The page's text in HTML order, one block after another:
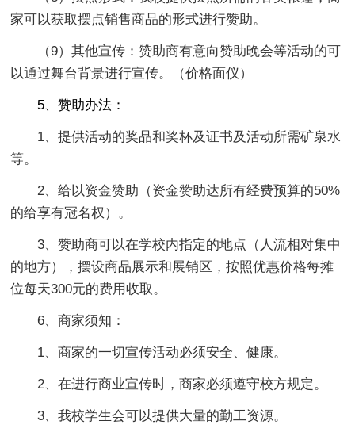
家可以获取摆点销售商品的形式进行赞助。
（9）其他宣传：赞助商有意向赞助晚会等活动的可
以通过舞台背景进行宣传。（价格面仪）
5、赞助办法：
1、提供活动的奖品和奖杯及证书及活动所需矿泉水
等。
2、给以资金赞助（资金赞助达所有经费预算的50%
的给享有冠名权）。
3、赞助商可以在学校内指定的地点（人流相对集中
的地方），摆设商品展示和展销区，按照优惠价格每摊
位每天300元的费用收取。
6、商家须知：
1、商家的一切宣传活动必须安全、健康。
2、在进行商业宣传时，商家必须遵守校方规定。
3、我校学生会可以提供大量的勤工资源。